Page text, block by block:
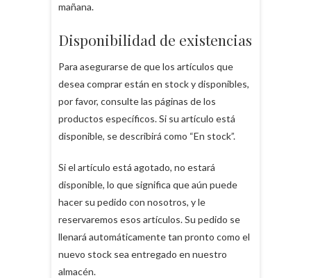
mañana.
Disponibilidad de existencias
Para asegurarse de que los artículos que
desea comprar están en stock y disponibles,
por favor, consulte las páginas de los
productos específicos. Si su artículo está
disponible, se describirá como “En stock”.
Si el artículo está agotado, no estará
disponible, lo que significa que aún puede
hacer su pedido con nosotros, y le
reservaremos esos artículos. Su pedido se
llenará automáticamente tan pronto como el
nuevo stock sea entregado en nuestro
almacén.